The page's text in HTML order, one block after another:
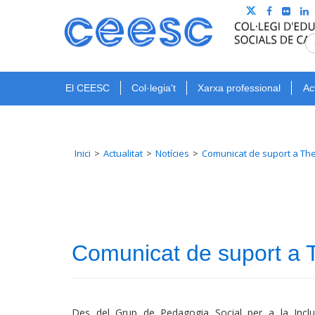
El CEESC Col·legia't Xarxa professional
Inici Actualitat Notícies Comunicat de suport a
Comunicat de suport a